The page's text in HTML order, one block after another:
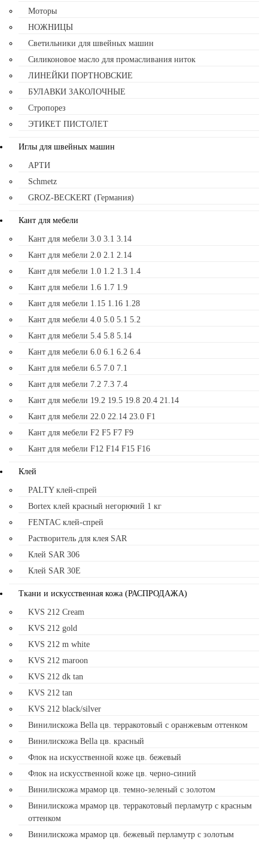
Моторы
НОЖНИЦЫ
Светильники для швейных машин
Силиконовое масло для промасливания ниток
ЛИНЕЙКИ ПОРТНОВСКИЕ
БУЛАВКИ ЗАКОЛОЧНЫЕ
Стропорез
ЭТИКЕТ ПИСТОЛЕТ
Иглы для швейных машин
АРТИ
Schmetz
GROZ-BECKERT (Германия)
Кант для мебели
Кант для мебели 3.0 3.1 3.14
Кант для мебели 2.0 2.1 2.14
Кант для мебели 1.0 1.2 1.3 1.4
Кант для мебели 1.6 1.7 1.9
Кант для мебели 1.15 1.16 1.28
Кант для мебели 4.0 5.0 5.1 5.2
Кант для мебели 5.4 5.8 5.14
Кант для мебели 6.0 6.1 6.2 6.4
Кант для мебели 6.5 7.0 7.1
Кант для мебели 7.2 7.3 7.4
Кант для мебели 19.2 19.5 19.8 20.4 21.14
Кант для мебели 22.0 22.14 23.0 F1
Кант для мебели F2 F5 F7 F9
Кант для мебели F12 F14 F15 F16
Клей
PALTY клей-спрей
Bortex клей красный негорючий 1 кг
FENTAC клей-спрей
Растворитель для клея SAR
Клей SAR 306
Клей SAR 30E
Ткани и искусственная кожа (РАСПРОДАЖА)
KVS 212 Cream
KVS 212 gold
KVS 212 m white
KVS 212 maroon
KVS 212 dk tan
KVS 212 tan
KVS 212 black/silver
Винилискожа Bella цв. терракотовый с оранжевым оттенком
Винилискожа Bella цв. красный
Флок на искусственной коже цв. бежевый
Флок на искусственной коже цв. черно-синий
Винилискожа мрамор цв. темно-зеленый с золотом
Винилискожа мрамор цв. терракотовый перламутр с красным
оттенком
Винилискожа мрамор цв. бежевый перламутр с золотым